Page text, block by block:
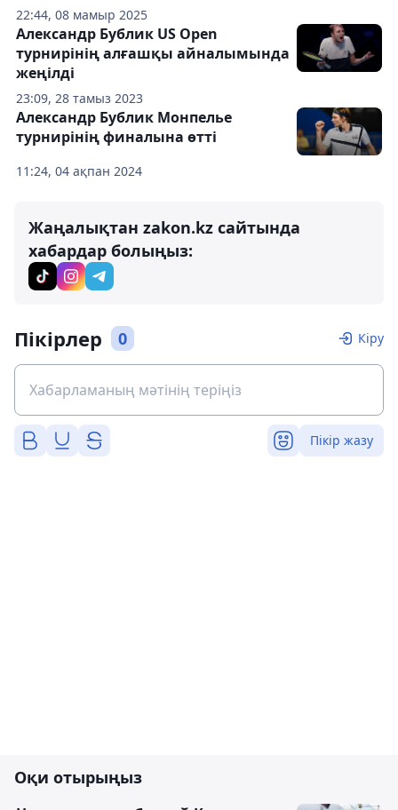
22:44, 08 мамыр 2025
23:09, 28 тамыз 2023
Александр Бублик US Open
турнирінің алғашқы айналымында
жеңілді
11:24, 04 ақпан 2024
Александр Бублик Монпелье
турнирінің финалына өтті
Жаңалықтан zakon.kz сайтында
хабардар болыңыз:
Пікірлер 0 Кіру
Пікір жазу
Оқи отырыңыз